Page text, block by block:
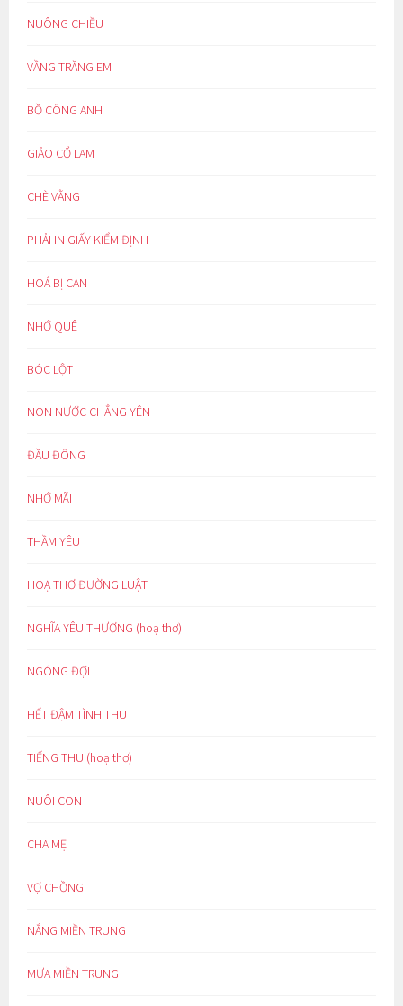
NUÔNG CHIỀU
VẦNG TRĂNG EM
BỒ CÔNG ANH
GIẢO CỔ LAM
CHÈ VẰNG
PHẢI IN GIẤY KIỂM ĐỊNH
HOÁ BỊ CAN
NHỚ QUÊ
BÓC LỘT
NON NƯỚC CHẲNG YÊN
ĐẦU ĐÔNG
NHỚ MÃI
THẦM YÊU
HOẠ THƠ ĐƯỜNG LUẬT
NGHĨA YÊU THƯƠNG (hoạ thơ)
NGÓNG ĐỢI
HẾT ĐẬM TÌNH THU
TIẾNG THU (hoạ thơ)
NUÔI CON
CHA MẸ
VỢ CHỒNG
NẮNG MIỀN TRUNG
MƯA MIỀN TRUNG